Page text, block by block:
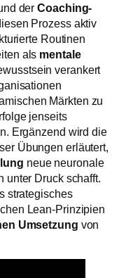
derCoaching-
Prozess aktiv
Routinen
als mentale
verankert
Märkten zu
jenseits
Ergänzend wird die
Übungen erläutert,
neue neuronale
unter Druck schafft.
strategisches
Lean-Prinzipien
Umsetzung von